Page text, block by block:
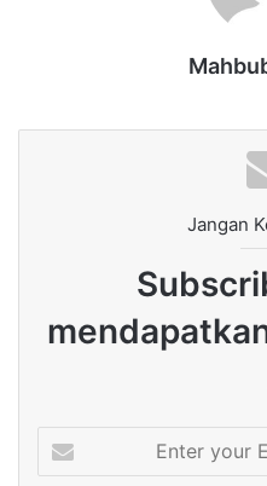
Jangan
your